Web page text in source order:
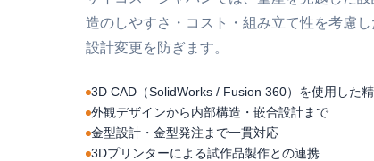
造のしやすさ・コスト・組み立て性を考慮
設計変更を防ぎます。
3D CAD（SolidWorks / Fusion 360）を使用した
外観デザインから内部構造・嵌合設計まで
金型設計・金型発注まで一貫対応
3Dプリンターによる試作品製作との連携